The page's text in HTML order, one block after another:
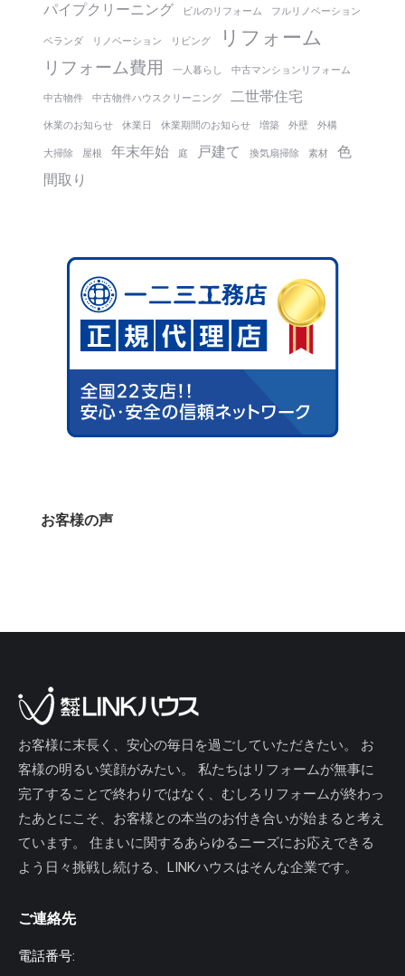
パイプクリーニング ビルのリフォーム フルリノベーション
ベランダ リノベーション リビング リフォーム
リフォーム費用 一人暮らし 中古マンションリフォーム
中古物件 中古物件ハウスクリーニング 二世帯住宅
休業のお知らせ 休業日 休業期間のお知らせ 増築 外壁 外構
大掃除 屋根 年末年始 庭 戸建て 換気扇掃除 素材
色
間取り
お客様の声
お客様に末長く、安心の毎日を過ごしていただきたい。 お
客様の明るい笑顔がみたい。 私たちはリフォームが無事に
完了することで終わりではなく、むしろリフォームが終わっ
たあとにこそ、お客様との本当のお付き合いが始まると考え
ています。 住まいに関するあらゆるニーズにお応えできる
よう日々挑戦し続ける、LINKハウスはそんな企業です。
ご連絡先
電話番号: